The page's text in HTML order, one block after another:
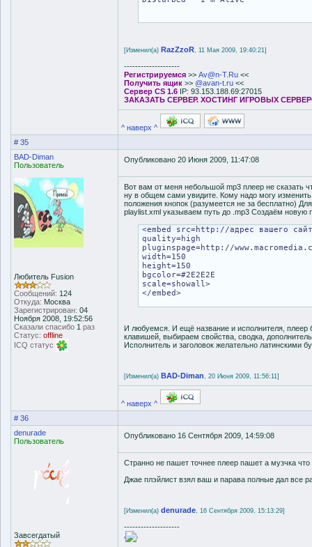
[Изменил(а) RazZzoR, 11 Мая 2009, 19:40:21]
--------------------
Регистрируемся >> Av@n-T.Ru <<
Получить ящик >> @avan-t.ru <<
Сервер CS 1.6 IP: 93.153.188.69:27015
ЗАКАЗАТЬ СЕРВЕР. ХОСТИНГ ИГРОВЫХ
^ наверх ^
# 35
BAD-Diman
Пользователь
Любитель Fusion
Сообщений: 124
Откуда: Москва
Зарегистрирован: 04
Ноября 2008, 19:52:56
Сказали спасибо 1 раз
Статус: offline
ICQ статус
Опубликовано 20 Июня 2009, 11:47:08
Вот вам от меня небольшой mp3 плеер не сказать
ну в общем сами увидите. Кому надо могу
положения кнопок (разумеется не за бесплатно)
playlist.xml указываем путь до .mp3 Создаём новую
<embed src=http://адрес вашего
quality=high
pluginspage=http://
width=150
height=150
bgcolor=#2E2E2E
scale=showall>
</embed>
И любуемся. И ещё название и исполнителя, плеер
клавишей, выбираем свойства, сводка,
Исполнитель и заголовок желательно латинскими
[Изменил(а) BAD-Diman, 20 Июня 2009, 11:56:11]
^ наверх ^
# 36
denurade
Пользователь
Завсегдатый
Опубликовано 16 Сентября 2009, 14:59:08
Странно не пашет точнее плеер пашет а музчка
Джае плэйлист взял ваш и парава полные дал все
[Изменил(а) denurade, 16 Сентября 2009, 15:13:29]
--------------------
'
'